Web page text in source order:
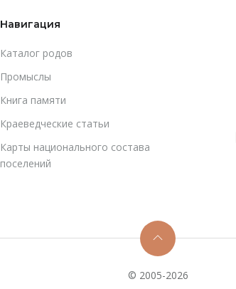
Навигация
Каталог родов
Промыслы
Книга памяти
Краеведческие статьи
Карты национального состава
поселений
© 2005-2026